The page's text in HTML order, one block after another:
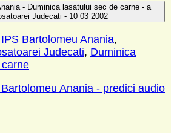
- Duminica lasatului sec de carne - a
Judecati - 10 03 2002
IPS Bartolomeu Anania,
Judecati, Duminica
Anania - predici audio